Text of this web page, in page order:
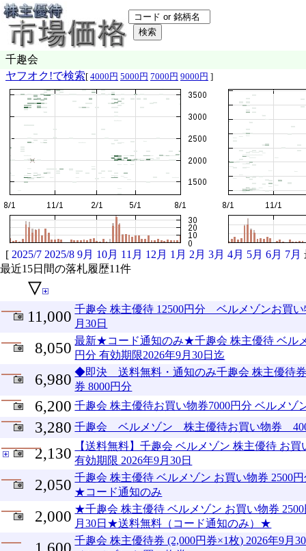
千趣会
ヤフオク!で検索 [ 4000円 5000円 7000円 9000円 ]
[ 2025/7 2025/8 9月 10月 11月 12月 1月 2月 3月 4月 5月 6月 7月
最近15日間の落札履歴11件
▽
11,000 千趣会 株主優待 12500円分 ベルメゾンお買
月30日
8,050 最新★コード通知のみ★千趣会 株主優待 ベル
円分 有効期限2026年9月30日迄
6,980 ◆即決 送料無料・通知のみ千趣会 株主優待
券 8000円分
6,200 千趣会 株主優待お買い物券7000円分 ベルメゾ
3,280 千趣会 ベルメゾン 株主優待お買い物券
2,130
【送料無料】千趣会 ベルメゾン 株主優待 お買
有効期限 2026年9月30日
2,050 千趣会 株主優待 ベルメゾン お買い物券 2500
★コード通知のみ
2,000 ★千趣会 株主優待 ベルメゾン お買い物券
月30日★送料無料（コード通知のみ）★
千趣会 株主優待券 (2,000円券×1枚) 2026年9月